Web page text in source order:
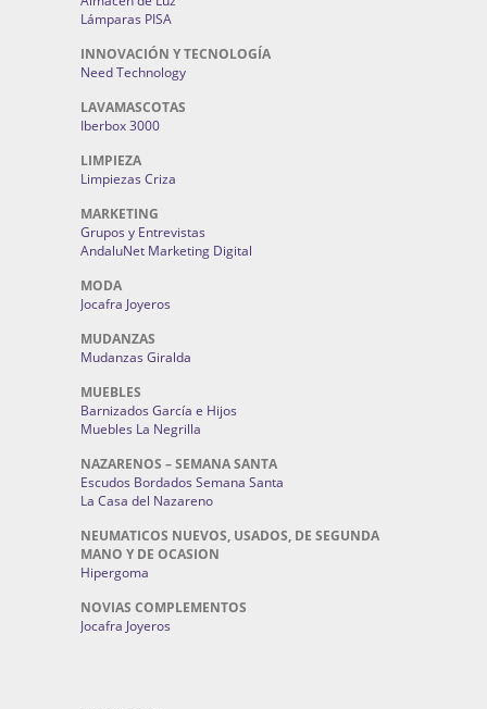
Lámparas PISA
INNOVACIÓN Y TECNOLOGÍA
Need Technology
LAVAMASCOTAS
Iberbox 3000
LIMPIEZA
Limpiezas Criza
MARKETING
Grupos y Entrevistas
AndaluNet Marketing Digital
MODA
Jocafra Joyeros
MUDANZAS
Mudanzas Giralda
MUEBLES
Barnizados García e Hijos
Muebles La Negrilla
NAZARENOS – SEMANA SANTA
Escudos Bordados Semana Santa
La Casa del Nazareno
NEUMATICOS NUEVOS, USADOS, DE SEGUNDA
MANO Y DE OCASION
Hipergoma
NOVIAS COMPLEMENTOS
Jocafra Joyeros